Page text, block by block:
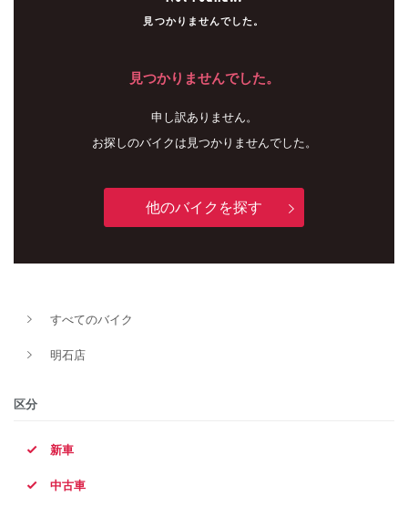
見つかりませんでした。
見つかりませんでした。
申し訳ありません。
お探しのバイクは見つかりませんでした。
他のバイクを探す
すべてのバイク
明石店
区分
新車
中古車